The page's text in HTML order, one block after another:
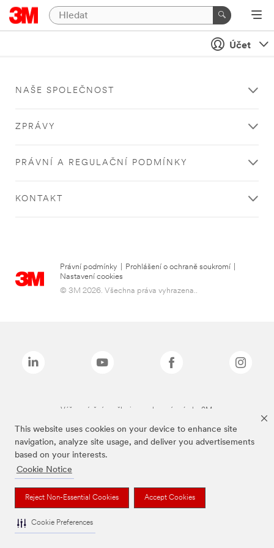
This website uses cookies on your device to enhance site
navigation, analyze site usage, and deliver you advertisements
based on your interests.
Cookie Notice
Reject Non-Essential Cookies Accept Cookies
Cookie Preferences
Účet
NAŠE SPOLEČNOST
ZPRÁVY
PRÁVNÍ A REGULAČNÍ PODMÍNKY
KONTAKT
Právní podmínky Prohlášení o ochraně soukromí
Nastavení cookies
© 3M 2026. Všechna práva vyhrazena..
Výše zmíněné značky jsou ochranné známky 3M.